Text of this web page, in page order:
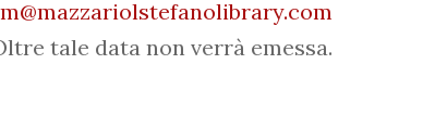
tale data non verrà emessa.